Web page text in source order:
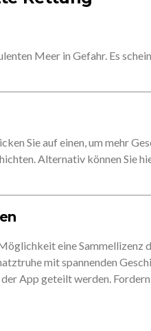
Meer in Gefahr. Es
Sie auf einen, um mehr
Alternativ können Sie
eine Sammellizenz
mit spannenden
App geteilt werden.